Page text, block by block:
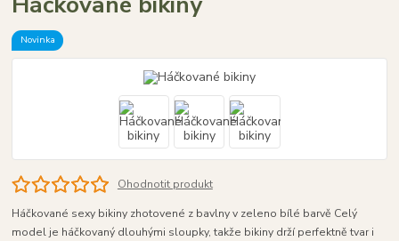
Novinka
Ohodnotit produkt
Háčkované sexy bikiny zhotovené z bavlny v zeleno bílé barvě Celý
model je háčkovaný dlouhými sloupky, takže bikiny drží perfektně tvar i